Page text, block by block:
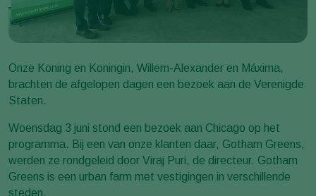
Onze Koning en Koningin, Willem-Alexander en Máxima,
brachten de afgelopen dagen een bezoek aan de Verenigde
Staten.
Woensdag 3 juni stond een bezoek aan Chicago op het
programma. Bij een van onze klanten daar, Gotham Greens,
werden ze rondgeleid door Viraj Puri, de directeur. Gotham
Greens is een urban farm met vestigingen in verschillende
steden.